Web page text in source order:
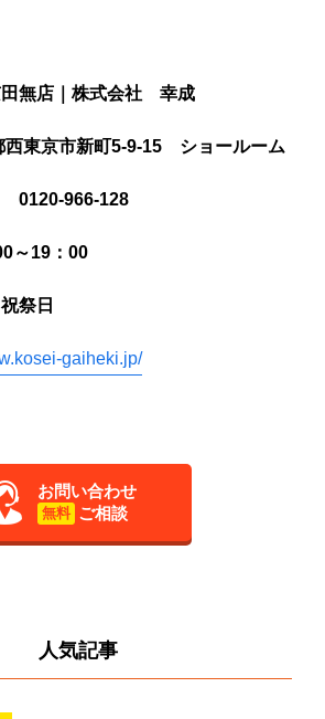
田無店｜株式会社 幸成
東京市新町5-9-15 ショールーム
0120-966-128
～19：00
祭日
gaiheki.jp/
お問い合わせ
無料 ご相談
人気記事